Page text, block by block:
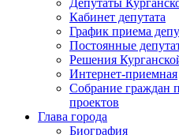
Депутаты
Кабинет депутата
График приема
Постоянные
Решения
Интернет-приемная
Собрание граждан
проектов
Глава города
Биография